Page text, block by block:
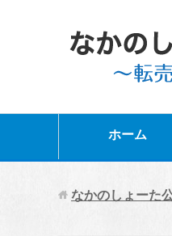
ホーム
なかのしょーた